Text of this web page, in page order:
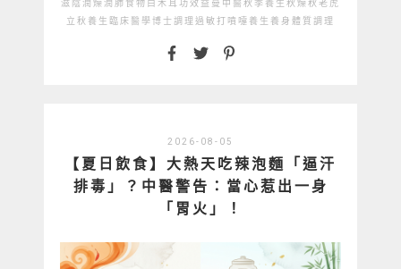
滋陰潤燥潤肺食物 白木耳功效 益曼中醫 秋季養生 秋燥秋老虎
立秋養生 臨床醫學博士調理 過敏打噴嚏 養生 養身 體質調理
2026-08-05
【夏日飲食】大熱天吃辣泡麵「逼汗
排毒」？中醫警告：當心惹出一身
「胃火」！